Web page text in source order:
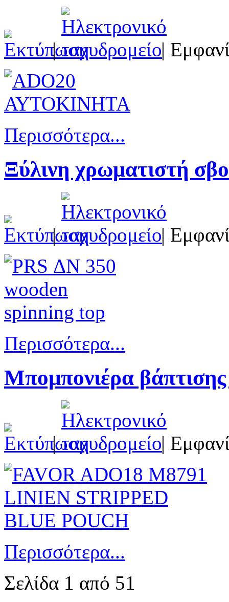
| |
Περισσότερα...
Ξύλινη χρωματιστή
| |
Περισσότερα...
Μπομπονιέρα
| |
Περισσότερα...
Σελίδα 1 από 51